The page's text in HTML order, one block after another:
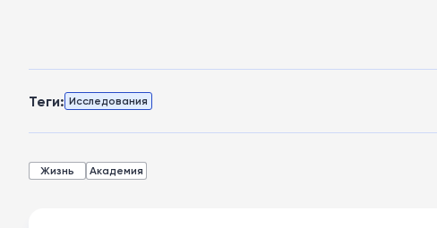
Теги: Исследования
Жизнь Академия